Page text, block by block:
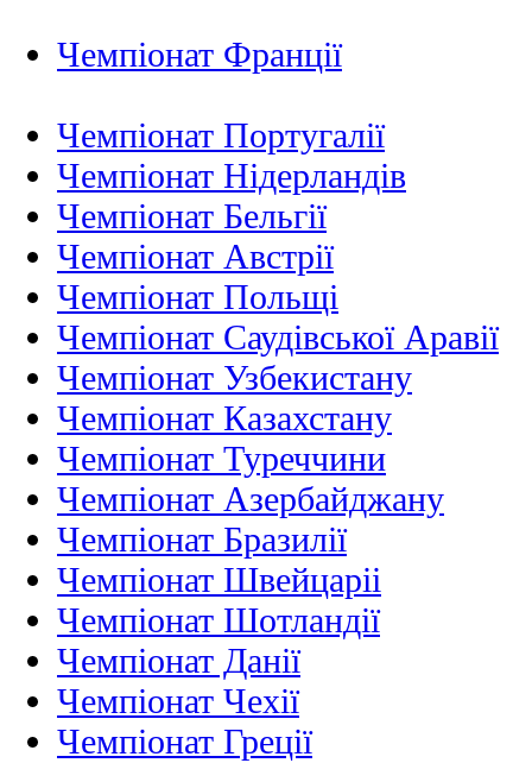
Чемпіонат Франції
Чемпіонат Португалії
Чемпіонат Нідерландiв
Чемпіонат Бельгії
Чемпіонат Австрії
Чемпіонат Польщі
Чемпіонат Саудівської Аравії
Чемпіонат Узбекистану
Чемпіонат Казахстану
Чемпіонат Туреччини
Чемпіонат Азербайджану
Чемпіонат Бразилії
Чемпіонат Швейцаріі
Чемпіонат Шотландії
Чемпіонат Данії
Чемпіонат Чехії
Чемпіонат Греції